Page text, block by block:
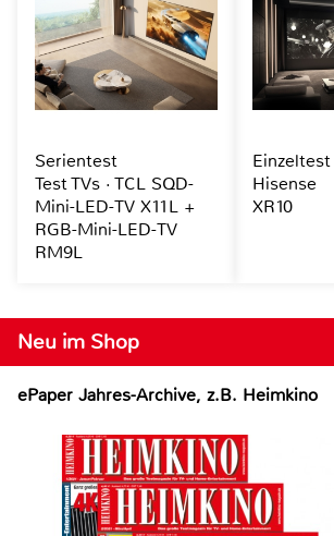
Neu im Shop
ePaper Jahres-Archive, z.B. Heimkino
Serientest
Test TVs · TCL SQD-
Mini-LED-TV X11L +
RGB-Mini-LED-TV
RM9L
Einzeltest
Hisense
XR10